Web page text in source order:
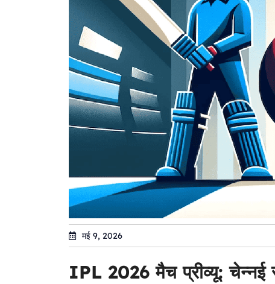
मई 9, 2026
IPL 2026 मैच प्रीव्यू: